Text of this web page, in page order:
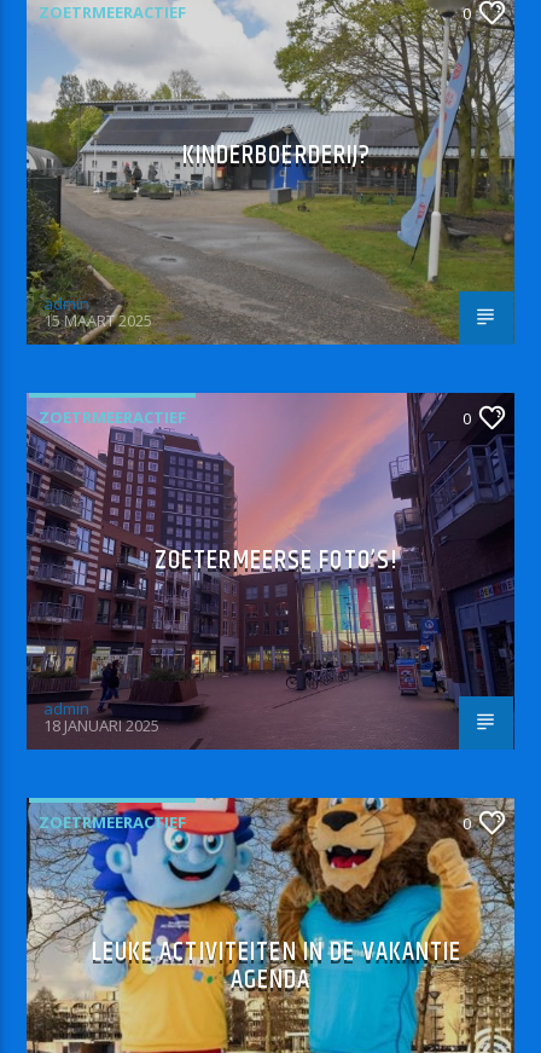
ZOETRMEERACTIEF 0
KINDERBOERDERIJ?
admin
15 MAART 2025
ZOETRMEERACTIEF 0
ZOETERMEERSE FOTO’S!
admin
18 JANUARI 2025
ZOETRMEERACTIEF 0
LEUKE ACTIVITEITEN IN DE VAKANTIE
AGENDA